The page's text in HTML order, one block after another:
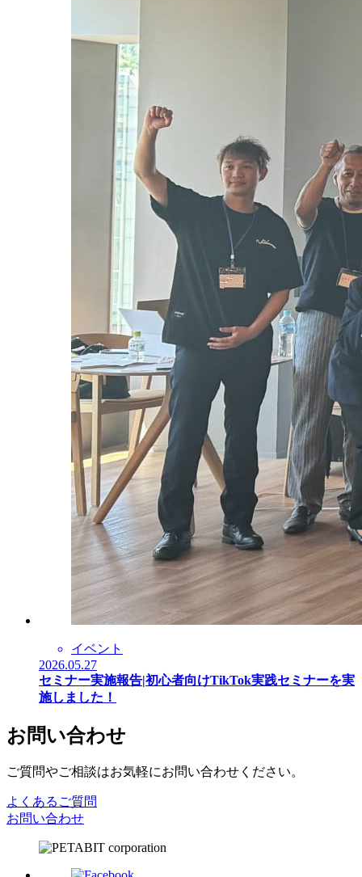
イベント
2026.05.27
セミナー実施報告|初心者向けTikTok実践セミナーを実
施しました！
お問い合わせ
ご質問やご相談はお気軽にお問い合わせください。
よくあるご質問
お問い合わせ